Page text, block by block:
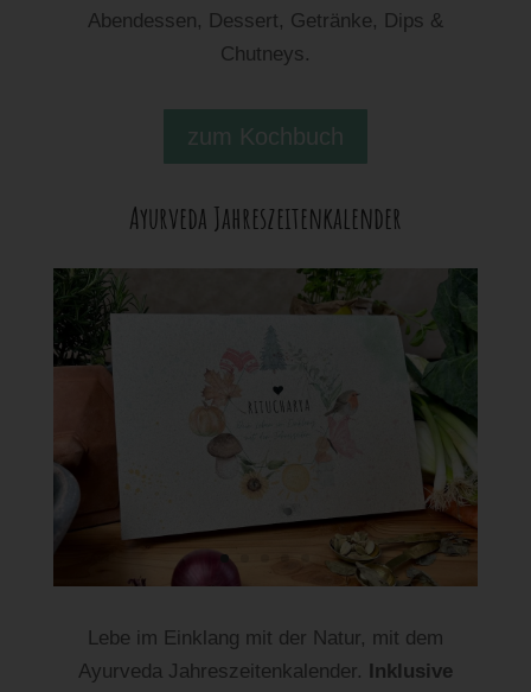
Abendessen, Dessert, Getränke, Dips &
Chutneys.
zum Kochbuch
Ayurveda Jahreszeitenkalender
Lebe im Einklang mit der Natur, mit dem
Ayurveda Jahreszeitenkalender.
Inklusive